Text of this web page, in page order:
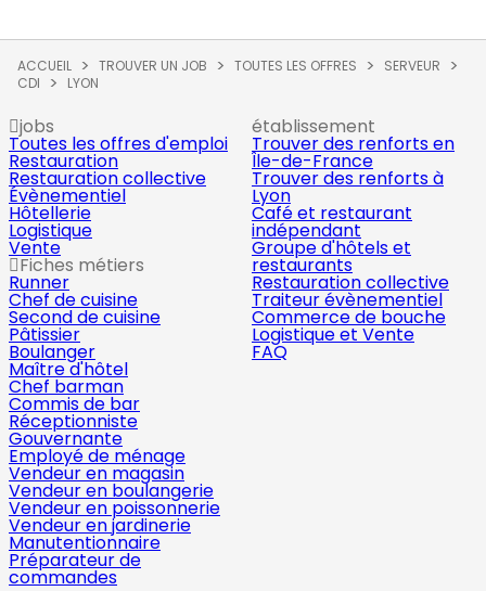
ACCUEIL TROUVER UN JOB TOUTES LES OFFRES
SERVEUR
CDI
LYON
jobs
Toutes les offres d'emploi
Restauration
Restauration collective
Évènementiel
Hôtellerie
Logistique
Vente
Fiches métiers
Runner
Chef de cuisine
Second de cuisine
Pâtissier
Boulanger
Maître d'hôtel
Chef barman
Commis de bar
Réceptionniste
Gouvernante
Employé de ménage
Vendeur en magasin
Vendeur en boulangerie
Vendeur en poissonnerie
Vendeur en jardinerie
Manutentionnaire
Préparateur de
commandes
établissement
Trouver des renforts en
Île-de-France
Trouver des renforts à
Lyon
Café et restaurant
indépendant
Groupe d'hôtels et
restaurants
Restauration collective
Traiteur évènementiel
Commerce de bouche
Logistique et Vente
FAQ